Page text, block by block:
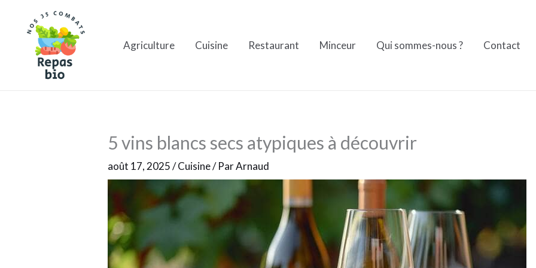
Agriculture Cuisine Restaurant Minceur Qui sommes-nous ? Contact
5 vins blancs secs atypiques à découvrir
août 17, 2025/Cuisine/ ParArnaud